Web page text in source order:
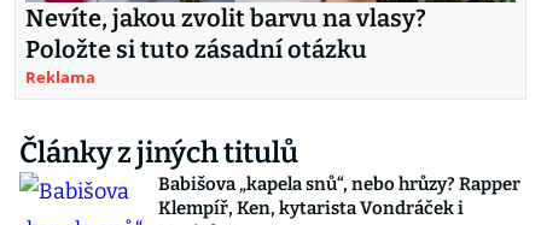
Nevíte, jakou zvolit barvu na vlasy?
Položte si tuto zásadní otázku
Reklama
Články z jiných titulů
Babišova „kapela snů“, nebo hrůzy? Rapper
Klempíř, Ken, kytarista Vondráček i